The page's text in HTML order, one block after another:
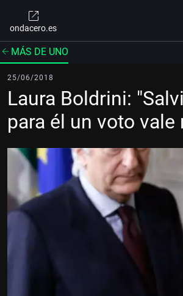
ondacero.es
MÁS DE UNO
25/06/2018
Laura Boldrini:
para él un voto